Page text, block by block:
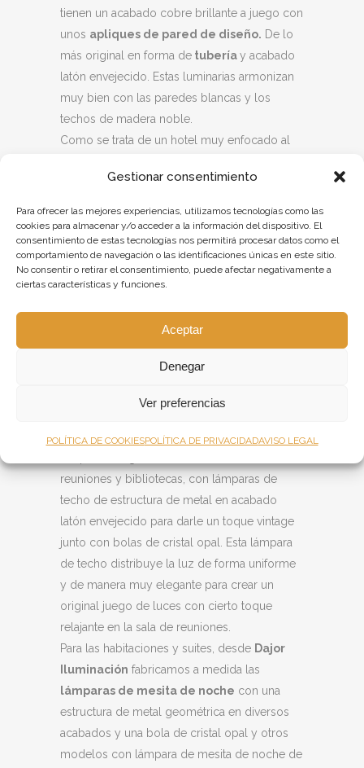
Gestionar consentimiento
Para ofrecer las mejores experiencias, utilizamos tecnologías como las
cookies para almacenar y/o acceder a la información del dispositivo. El
consentimiento de estas tecnologías nos permitirá procesar datos como el
comportamiento de navegación o las identificaciones únicas en este sitio.
No consentir o retirar el consentimiento, puede afectar negativamente a
ciertas características y funciones.
Aceptar
Denegar
Ver preferencias
POLÍTICA DE COOKIESPOLÍTICA DE PRIVACIDADAVISO LEGAL
tienen un acabado cobre brillante a juego con
unos apliques de pared de diseño. De lo
más original en forma de tuberíay acabado
latón envejecido. Estas luminarias armonizan
muy bien con las paredes blancas y los
techos de madera noble.
Como se trata de un hotel muy enfocado al
conferencias necesitaban una iluminación a
con estos valores sumándoles la elegancia y
el lujo. Para una de las salas de reuniones,
fabricamos a medida una lámpara de techo
de gran tamaño. La luminaria cuenta con una
estructura metálica triangular cortada al láser
y cuatro bolas de cristal en cada ángulo. Es
una luminaria muy elegante, suspendida en el
centro de la sala. Produce una suave luz
También fabricamos a medida el resto de
reuniones y bibliotecas, con lámparas de
techo de estructura de metal en acabado
latón envejecido para darle un toque vintage
junto con bolas de cristal opal. Esta lámpara
de techo distribuye la luz de forma uniforme
y de manera muy elegante para crear un
original juego de luces con cierto toque
relajante en la sala de reuniones.
Para las habitaciones y suites, desde Dajor
Iluminación fabricamos a medida las
lámparas de mesita de noche con una
estructura de metal geométrica en diversos
acabados y una bola de cristal opal y otros
modelos con lámpara de mesita de noche de